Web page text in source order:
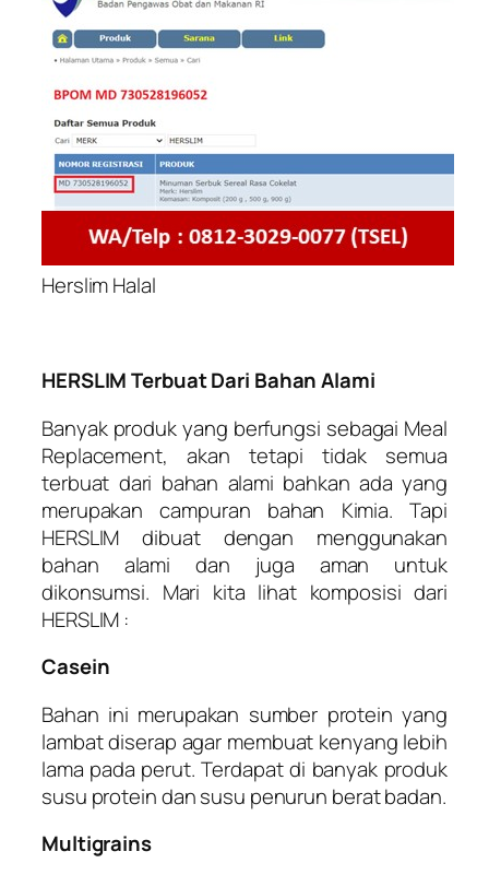
Herslim Halal
HERSLIM Terbuat Dari Bahan Alami
Banyak produk yang berfungsi sebagai Meal
Replacement, akan tetapi tidak semua
terbuat dari bahan alami bahkan ada yang
merupakan campuran bahan Kimia. Tapi
HERSLIM dibuat dengan menggunakan
bahan alami dan juga aman untuk
dikonsumsi. Mari kita lihat komposisi dari
HERSLIM :
Casein
Bahan ini merupakan sumber protein yang
lambat diserap agar membuat kenyang lebih
lama pada perut. Terdapat di banyak produk
susu protein dan susu penurun berat badan.
Multigrains